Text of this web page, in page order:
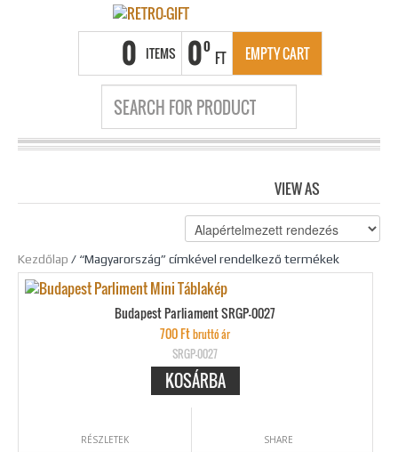
0 ITEMS 00
FT EMPTY CART
VIEW AS
Kezdőlap / “Magyarország” címkével rendelkező termékek
Budapest Parliament SRGP-0027
700Ftbruttó ár
SRGP-0027
KOSÁRBA
RÉSZLETEK SHARE